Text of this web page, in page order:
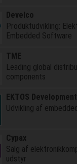
Develco
Produktudvikling:
Embedded Software
TME
Leading global
components
EKTOS
Udvikling af
Cypax
Salg af
udstyr